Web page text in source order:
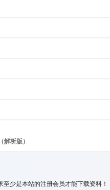
析版）
少是本站的注册会员才能下载资料！